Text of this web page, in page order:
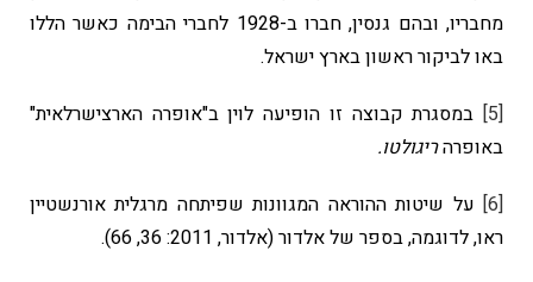
מחבריו, ובהם גנסין, חברו ב-1928 לחברי הבימה כאשר הללו
באו לביקור ראשון בארץ ישראל.
[5]
במסגרת קבוצה זו הופיעה לוין ב"אופרה הארצישרלאית"
באופרהריגולטו.
[6]
על שיטות ההוראה המגוונות שפיתחה מרגלית אורנשטיין
ראו, לדוגמה, בספר של אלדור (אלדור, 2011: 36, 66).